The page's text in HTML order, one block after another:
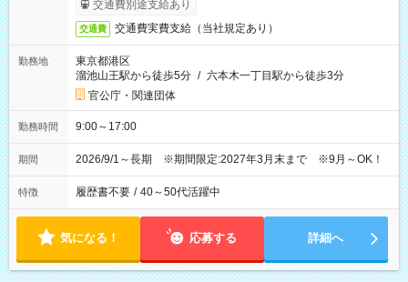
交通費別途支給あり
交通費 交通費実費支給（当社規定あり）
勤務地
東京都港区
溜池山王駅から徒歩5分 / 六本木一丁目駅から徒歩3分
官公庁・関連団体
勤務時間 9:00～17:00
期間 2026/9/1～長期 ※期間限定:2027年3月末まで ※9月～OK！
特徴 履歴書不要 / 40～50代活躍中
気になる！ 応募する 詳細へ